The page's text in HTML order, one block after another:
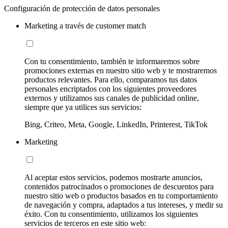
Configuración de protección de datos personales
Marketing a través de customer match
Con tu consentimiento, también te informaremos sobre
promociones externas en nuestro sitio web y te mostraremos
productos relevantes. Para ello, comparamos tus datos
personales encriptados con los siguientes proveedores
externos y utilizamos sus canales de publicidad online,
siempre que ya utilices sus servicios:
Bing, Criteo, Meta, Google, LinkedIn, Printerest, TikTok
Marketing
Al aceptar estos servicios, podemos mostrarte anuncios,
contenidos patrocinados o promociones de descuentos para
nuestro sitio web o productos basados en tu comportamiento
de navegación y compra, adaptados a tus intereses, y medir su
éxito. Con tu consentimiento, utilizamos los siguientes
servicios de terceros en este sitio web: